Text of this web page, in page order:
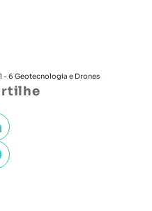
6 Geotecnologia e Drones